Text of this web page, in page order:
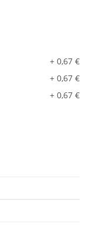
+ 0,67 €
+ 0,67 €
+ 0,67 €